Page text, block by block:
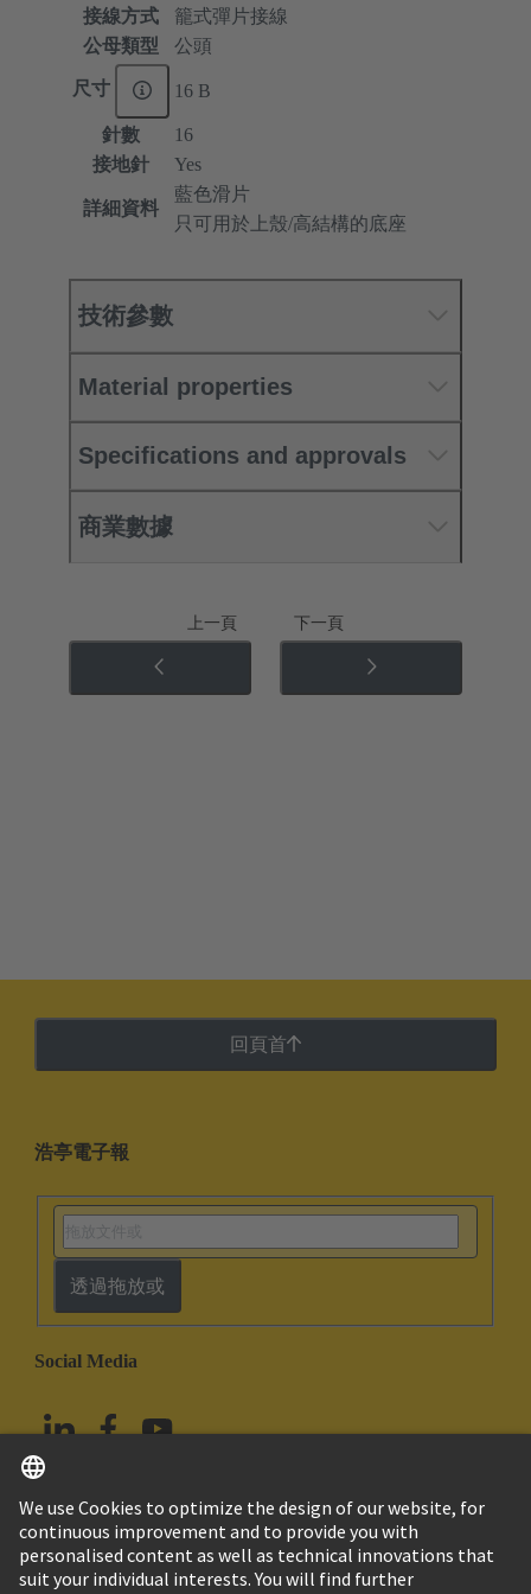
接線方式
籠式彈片接線
公母類型
公頭
尺寸 16 B
針數
16
接地針
Yes
詳細資料
藍色滑片
只可用於上殼/高結構的底座
技術參數
Material properties
Specifications and approvals
商業數據
上一頁 下一頁
回頁首
浩亭電子報
透過拖放或
Social Media
台灣 繁体中文